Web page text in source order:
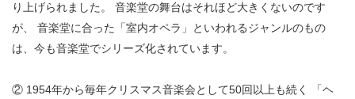
り上げられました。 音楽堂の舞台はそれほど大きくないのです
が、 音楽堂に合った「室内オペラ」といわれるジャンルのもの
は、今も音楽堂でシリーズ化されています。
② 1954年から毎年クリスマス音楽会として50回以上も続く 「ヘ